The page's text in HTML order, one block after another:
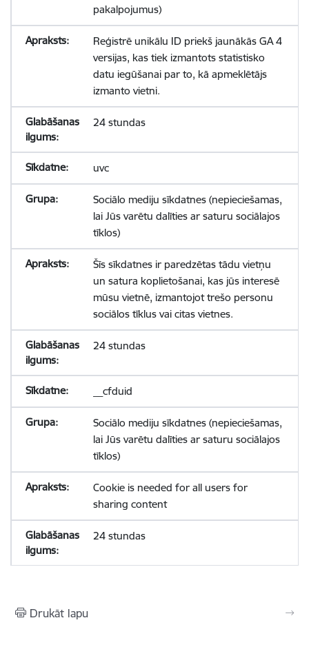
pakalpojumus)
Reģistrē unikālu ID priekš jaunākās GA 4
versijas, kas tiek izmantots statistisko
datu iegūšanai par to, kā apmeklētājs
izmanto vietni.
24 stundas
uvc
Sociālo mediju sīkdatnes (nepieciešamas,
lai Jūs varētu dalīties ar saturu sociālajos
tīklos)
Šīs sīkdatnes ir paredzētas tādu vietņu
un satura koplietošanai, kas jūs interesē
mūsu vietnē, izmantojot trešo personu
sociālos tīklus vai citas vietnes.
24 stundas
__cfduid
Sociālo mediju sīkdatnes (nepieciešamas,
lai Jūs varētu dalīties ar saturu sociālajos
tīklos)
Cookie is needed for all users for
sharing content
24 stundas
Drukāt lapu